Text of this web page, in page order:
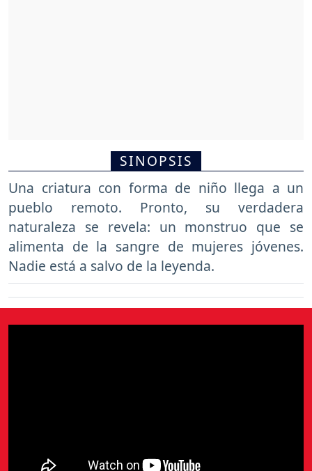
SINOPSIS
Una criatura con forma de niño llega a un
pueblo remoto. Pronto, su verdadera
naturaleza se revela: un monstruo que se
alimenta de la sangre de mujeres jóvenes.
Nadie está a salvo de la leyenda.